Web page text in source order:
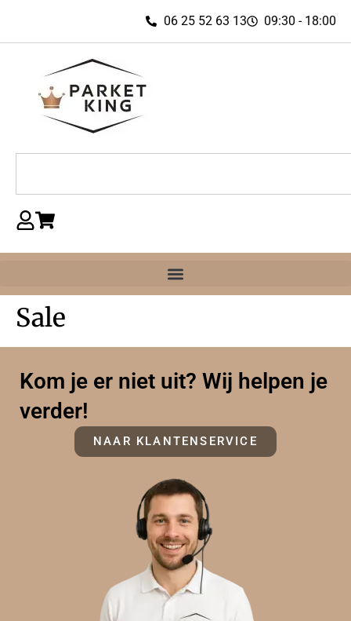
06 25 52 63 13 09:30 - 18:00
Sale
Kom je er niet uit? Wij helpen je
verder!
NAAR KLANTENSERVICE